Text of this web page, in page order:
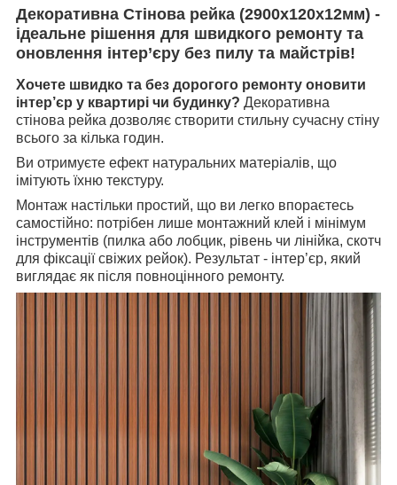
Декоративна Стінова рейка (2900х120х12мм) -
ідеальне рішення для швидкого ремонту та
оновлення інтер’єру без пилу та майстрів!
Хочете швидко та без дорогого ремонту оновити
інтер’єр у квартирі чи будинку? Декоративна
стінова рейка дозволяє створити стильну сучасну стіну
всього за кілька годин.
Ви отримуєте ефект натуральних матеріалів, що
імітують їхню текстуру.
Монтаж настільки простий, що ви легко впораєтесь
самостійно: потрібен лише монтажний клей і мінімум
інструментів (пилка або лобцик, рівень чи лінійка, скотч
для фіксації свіжих рейок). Результат - інтер’єр, який
виглядає як після повноцінного ремонту.